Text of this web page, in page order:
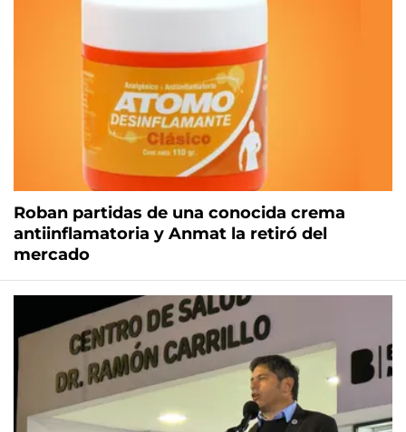
Roban partidas de una conocida crema
antiinflamatoria y Anmat la retiró del
mercado